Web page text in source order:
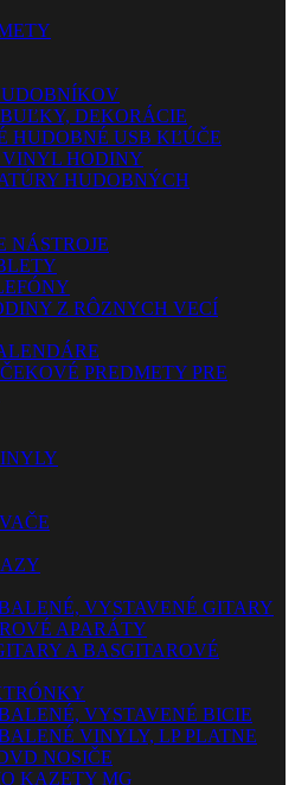
DEKORÁCIE
HUDOBNÉ USB KĽÚČE
VINYL HODINY
HUDOBNÝCH
NÁSTROJE
Z RÔZNYCH VECÍ
PREDMETY PRE
VYSTAVENÉ GITARY
APARÁTY
A BASGITAROVÉ
VYSTAVENÉ BICIE
VINYLY, LP PLATNE
NOSIČE
KAZETY MG